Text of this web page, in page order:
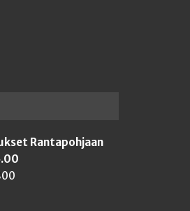
Rantapohjaan